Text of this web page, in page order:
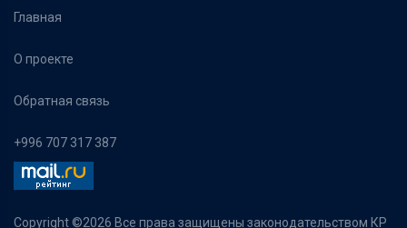
Главная
О проекте
Обратная связь
+996 707 317 387
Copyright ©2026 Все права защищены законодательством КР